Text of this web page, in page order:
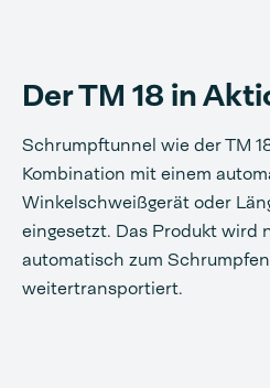
Der TM 18 in
Schrumpftunnel wie der TM
Kombination mit einem
Winkelschweißgerät oder
eingesetzt. Das Produkt wird
automatisch zum
weitertransportiert.